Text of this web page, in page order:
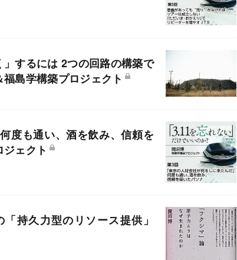
」するには 2つの回路の構築で
島学構築プロジェクト
度も通い、酒を飲み、信頼を
ェクト
持久力型のリソース提供」